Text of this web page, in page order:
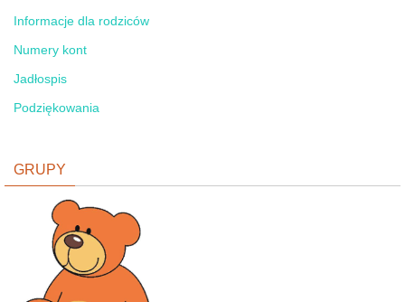
Informacje dla rodziców
Numery kont
Jadłospis
Podziękowania
GRUPY